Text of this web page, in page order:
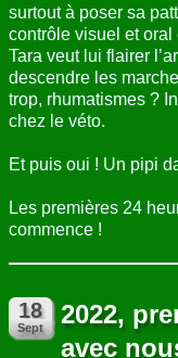
surtout à poser sa
contrôle visuel et
Tara veut lui flairer
descendre les
trop, rhumatismes ?
chez le véto.
Et puis oui ! Un pipi
Les premières 24
commence !
2022,
avec